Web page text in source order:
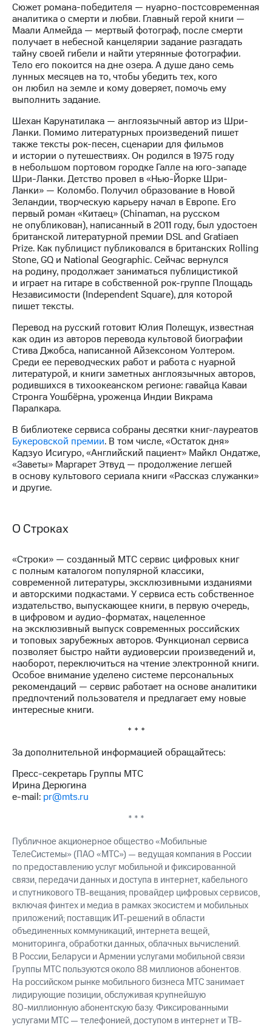
Корпоративный
секретарь
Раскрытие
информации
Информация
акционерам
Документы
ПАО
"МТС"
Собрания
акционеров
Личный
кабинет
акционера
Акционерный
капитал
Контроль
и
аудит
Рынок
акций
Описание
Программа
приобретения
Порядок
акций
Дивиденды
Рынок
облигаций
Описание
Еврооблигации-2023
Уведомление
погашении
именных
облигаций
Другое
Регистратор
развитие
деловая этика
Сюжет романа-победителя — нуарно-постсовременная
аналитика о смерти и любви. Главный герой книги —
Маали Алмейда — мертвый фотограф, после смерти
получает в небесной канцелярии задание разгадать
тайну своей гибели и найти утерянные фотографии.
Тело его покоится на дне озера. А душе дано семь
лунных месяцев на то, чтобы убедить тех, кого
он любил на земле и кому доверяет, помочь ему
выполнить задание.
Шехан Карунатилака — англоязычный автор из Шри-
Ланки. Помимо литературных произведений пишет
также тексты рок-песен, сценарии для фильмов
и истории о путешествиях. Он родился в 1975 году
в небольшом портовом городке Галле на юго-западе
Шри-Ланки. Детство провел в «Нью-Йорке Шри-
Ланки» — Коломбо. Получил образование в Новой
Зеландии, творческую карьеру начал в Европе. Его
первый роман «Китаец» (Chinaman, на русском
не опубликован), написанный в 2011 году, был удостоен
британской литературной премии DSL and Gratiaen
Prize. Как публицист публиковался в британских Rolling
Stone, GQ и National Geographic. Сейчас вернулся
на родину, продолжает заниматься публицистикой
и играет на гитаре в собственной рок-группе Площадь
Независимости (Independent Square), для которой
пишет тексты.
Перевод на русский готовит Юлия Полещук, известная
как один из авторов перевода культовой биографии
Стива Джобса, написанной Айзексоном Уолтером.
Среди ее переводческих работ и работа с нуарной
литературой, и книги заметных англоязычных авторов,
родившихся в тихоокеанском регионе: гавайца Каваи
Стронга Уошбёрна, уроженца Индии Викрама
Паралкара.
В библиотеке сервиса собраны десятки книг-лауреатов
Букеровской премии. В том числе, «Остаток дня»
Кадзуо Исигуро, «Английский пациент» Майкл Ондатже,
«Заветы» Маргарет Этвуд — продолжение легшей
в основу культового сериала книги «Рассказ служанки»
и другие.
О Строках
«Строки» — созданный МТС сервис цифровых книг
с полным каталогом популярной классики,
современной литературы, эксклюзивными изданиями
и авторскими подкастами. У сервиса есть собственное
издательство, выпускающее книги, в первую очередь,
в цифровом и аудио-форматах, нацеленное
на эксклюзивный выпуск современных российских
и топовых зарубежных авторов. Функционал сервиса
позволяет быстро найти аудиоверсии произведений и,
наоборот, переключиться на чтение электронной книги.
Особое внимание уделено системе персональных
рекомендаций — сервис работает на основе аналитики
предпочтений пользователя и предлагает ему новые
интересные книги.
* * *
За дополнительной информацией обращайтесь:
Пресс-секретарь Группы МТС
Ирина Дерюгина
e-mail: pr@mts.ru
* * *
Публичное акционерное общество «Мобильные
ТелеСистемы» (ПАО «МТС») — ведущая компания в России
по предоставлению услуг мобильной и фиксированной
связи, передачи данных и доступа в интернет, кабельного
и спутникового ТВ-вещания; провайдер цифровых сервисов,
включая финтех и медиа в рамках экосистем и мобильных
приложений; поставщик ИТ-решений в области
объединенных коммуникаций, интернета вещей,
мониторинга, обработки данных, облачных вычислений.
В России, Беларуси и Армении услугами мобильной связи
Группы МТС пользуются около 88 миллионов абонентов.
На российском рынке мобильного бизнеса МТС занимает
лидирующие позиции, обслуживая крупнейшую
80-миллионнуюабонентскую базу. Фиксированными
услугами МТС — телефонией, доступом в интернет и ТВ-